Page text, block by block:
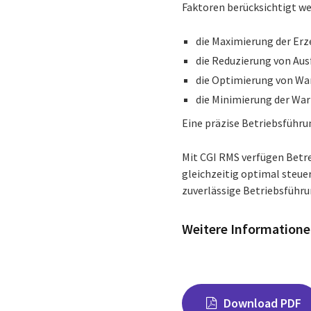
Faktoren berücksichtigt
die Maximierung der
die Reduzierung von
die Optimierung von
die Minimierung der
Eine präzise
Mit CGI RMS verfügen
gleichzeitig optimal
zuverlässige
Weitere
Download PDF